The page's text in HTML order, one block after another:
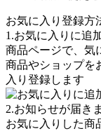
お気に入り登録方
1.お気に入りに追
商品ページで、気
商品やショップを
入り登録します
2.お知らせが届き
お気に入りした商